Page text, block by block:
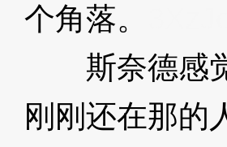
个角落。
斯奈德感觉
刚刚还在那的